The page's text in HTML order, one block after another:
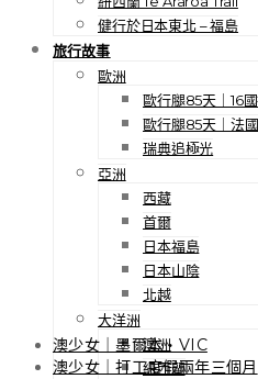
健行於日本東北 – 福島
旅行故事
歐洲
歐行腿85天｜16
歐行腿85天｜法
瑞典追極光
亞洲
西藏
首爾
日本福島
日本山陰
北越
大洋洲
澳洲
紐西蘭
澳少女｜墨爾本・VIC
澳少女｜打工度假兩年三個月